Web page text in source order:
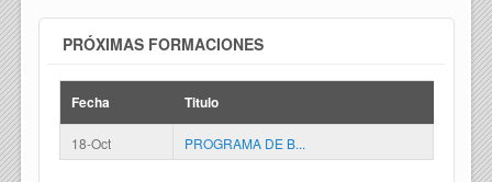
PRÓXIMAS FORMACIONES
Fecha Titulo
18-Oct PROGRAMA DE B...